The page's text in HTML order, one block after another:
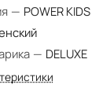
— POWER KIDS
— DELUXE